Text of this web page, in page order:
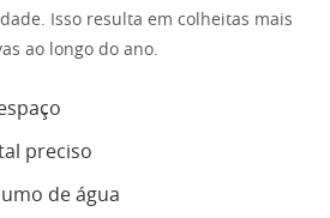
Isso resulta em colheitas mais
ao longo do ano.
preciso
de água